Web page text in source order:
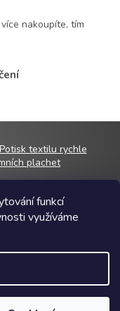
funkcí
využíváme
nakoupíte, tím
Potisk textilu rychle
plachet